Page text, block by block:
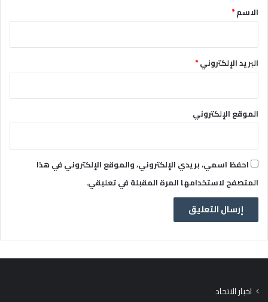
*الاسم*
البريد الإلكتروني*
الموقع الإلكتروني
احفظ اسمي، بريدي الإلكتروني، والموقع الإلكتروني في هذا
المتصفح لاستخدامها المرة المقبلة في تعليقي.
اخبار الاتحاد